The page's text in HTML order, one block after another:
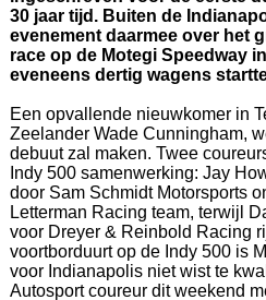
30 jaar tijd. Buiten de
evenement daarmee over het
race op de Motegi Speedway
eveneens dertig wagens
Een opvallende nieuwkomer in
Zeelander Wade Cunningham,
debuut zal maken. Twee
Indy 500 samenwerking: Jay
door Sam Schmidt Motorsports
Letterman Racing team, terwijl
voor Dreyer & Reinbold Racing
voortborduurt op de Indy 500 is
voor Indianapolis niet wist te
Autosport coureur dit weekend